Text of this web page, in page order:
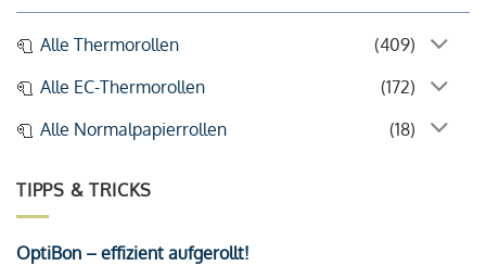
Alle Thermorollen
(409)
Alle EC-Thermorollen
(172)
Alle Normalpapierrollen
(18)
TIPPS & TRICKS
OptiBon – effizient aufgerollt!